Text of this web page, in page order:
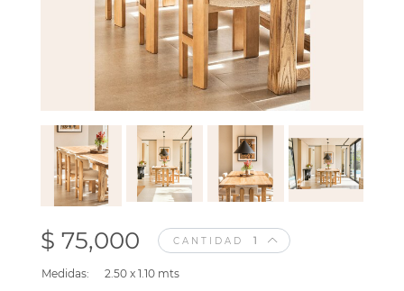
$ 75,000 CANTIDAD
Medidas: 2.50 x 1.10 mts